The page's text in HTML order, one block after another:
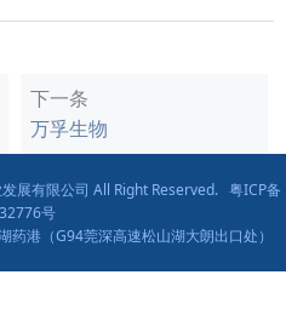
下一条
万孚生物
展有限公司 All Right Reserved. 粤ICP备
号
港（G94莞深高速松山湖大朗出口处）